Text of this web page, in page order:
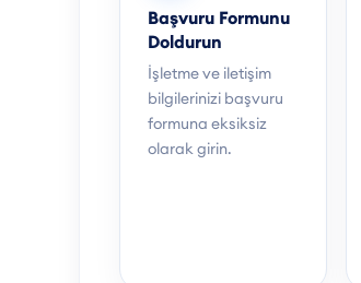
Başvuru Formunu
Doldurun
İşletme ve iletişim
bilgilerinizi başvuru
formuna eksiksiz
olarak girin.